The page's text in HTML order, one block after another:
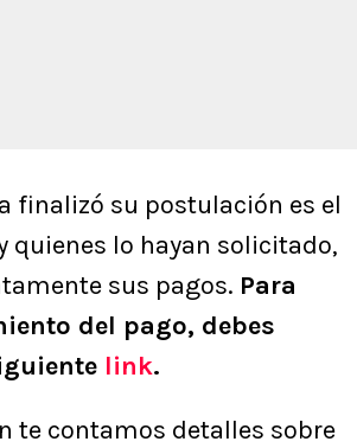
finalizó su postulación es el
quienes lo hayan solicitado,
sus pagos. Para
del pago, debes
link.
te contamos detalles sobre